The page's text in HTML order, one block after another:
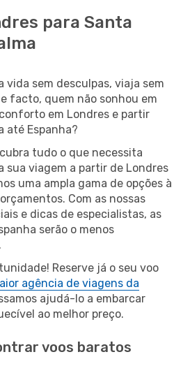
para Santa
vida sem desculpas, viaja sem
facto, quem não sonhou em
em Londres e partir
até Espanha?
tudo o que necessita
sua viagem a partir de Londres
uma ampla gama de opções à
Com as nossas
e dicas de especialistas, as
serão o menos
Reserve já o seu voo
agência de viagens da
ajudá-lo a embarcar
ao melhor preço.
voos baratos